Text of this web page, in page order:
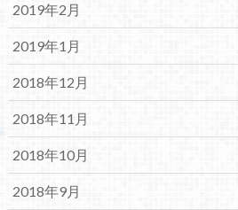
2019年2月
2019年1月
2018年12月
2018年11月
2018年10月
2018年9月